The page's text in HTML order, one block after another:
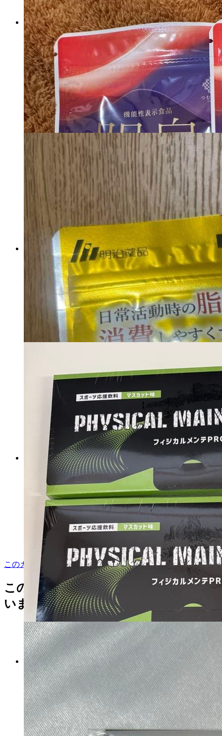
シードコムス エクオール 1ヶ
月分 equol
マイストア在庫：
89
税込
3,325円
カートに入れる
セノッピー チュアブル 29
日分 ヨーグルト味
マイストア在庫： 29
カートに入れる
眼皇プレミアム 60粒入 2袋
マイストア在庫：
円
カートに入れる
シボラナイト2 30日分 2袋セッ
ト
マイストア在庫： 65
税込
2,520円
カートに入れる
このカテゴリをもっと見る
この商品を見た人はこんな商品も見て
います